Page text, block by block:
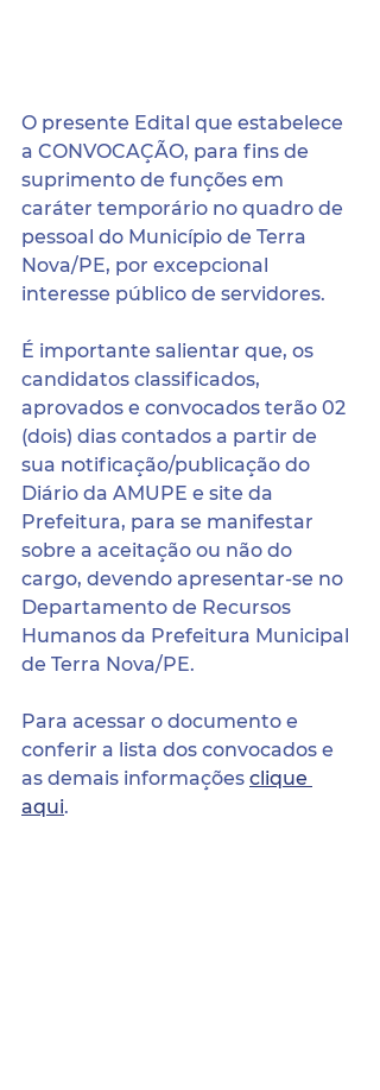
O presente Edital que estabelece
a CONVOCAÇÃO, para fins de
suprimento de funções em
caráter temporário no quadro de
pessoal do Município de Terra
Nova/PE, por excepcional
interesse público de servidores.
É importante salientar que, os
candidatos classificados,
aprovados e convocados terão 02
(dois) dias contados a partir de
sua notificação/publicação do
Diário da AMUPE e site da
Prefeitura, para se manifestar
sobre a aceitação ou não do
cargo, devendo apresentar-se no
Departamento de Recursos
Humanos da Prefeitura Municipal
de Terra Nova/PE.
Para acessar o documento e
conferir a lista dos convocados e
as demais informações clique
aqui.